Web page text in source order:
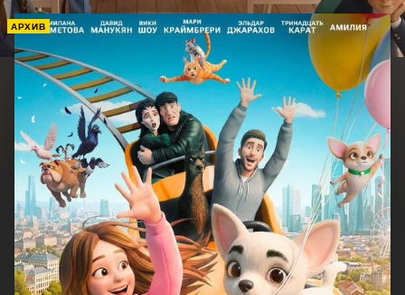
АРХИВ